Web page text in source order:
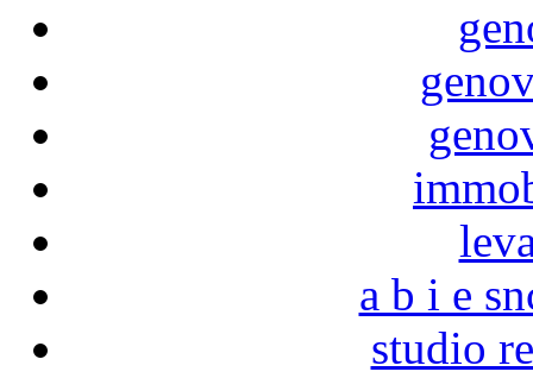
a b i e
studio